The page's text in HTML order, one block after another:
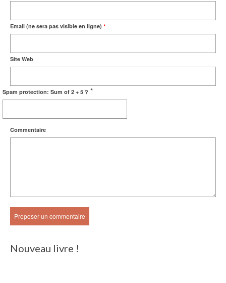
Email (ne sera pas visible en ligne) *
Site Web
Spam protection: Sum of 2 + 5 ? *
Commentaire
Nouveau livre !